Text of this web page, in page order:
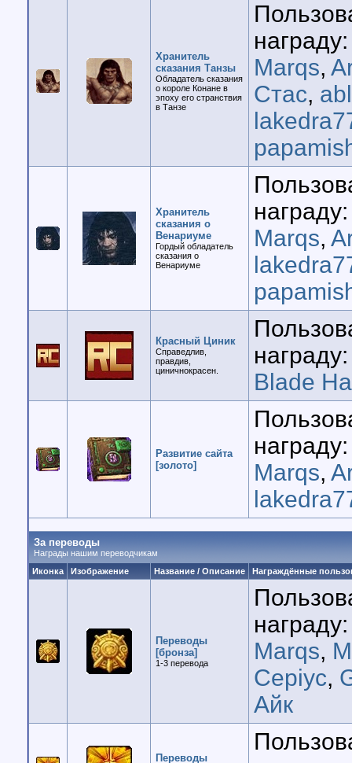
Хранитель
сказания Танзы
Обладатель сказания
о короле Конане в
эпоху его странствия
в Танзе
Marqs,
Стас,
Хранитель
сказания о
Венариуме
Гордый обладатель
сказания о
Венариуме
Marqs,
Красный Циник
Справедлив,
правдив,
циничнокрасен.
Blade
Развитие сайта
[золото]
Marqs,
За переводы
Награды нашим переводчикам
Иконка
Изображение Название / Описание Награждённые
Переводы
[бронза]
1-3 перевода
Marqs,
Cepiyc,
Айк
Переводы